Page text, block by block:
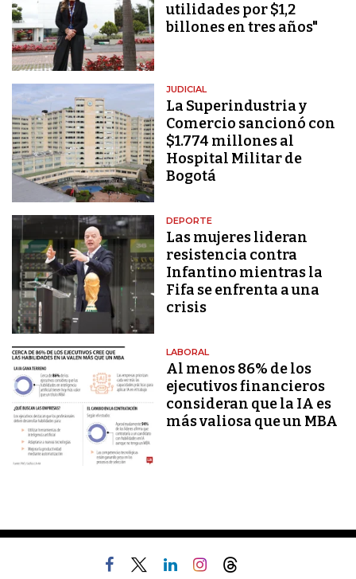
utilidades por $1,2
billones en tres años"
JUDICIAL
La Superindustria y
Comercio sancionó con
$1.774 millones al
Hospital Militar de
Bogotá
DEPORTE
Las mujeres lideran
resistencia contra
Infantino mientras la
Fifa se enfrenta a una
crisis
LABORAL
Al menos 86% de los
ejecutivos financieros
consideran que la IA es
más valiosa que un MBA